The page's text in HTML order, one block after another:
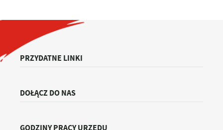
PRZYDATNE LINKI
DOŁĄCZ DO NAS
GODZINY PRACY URZĘDU